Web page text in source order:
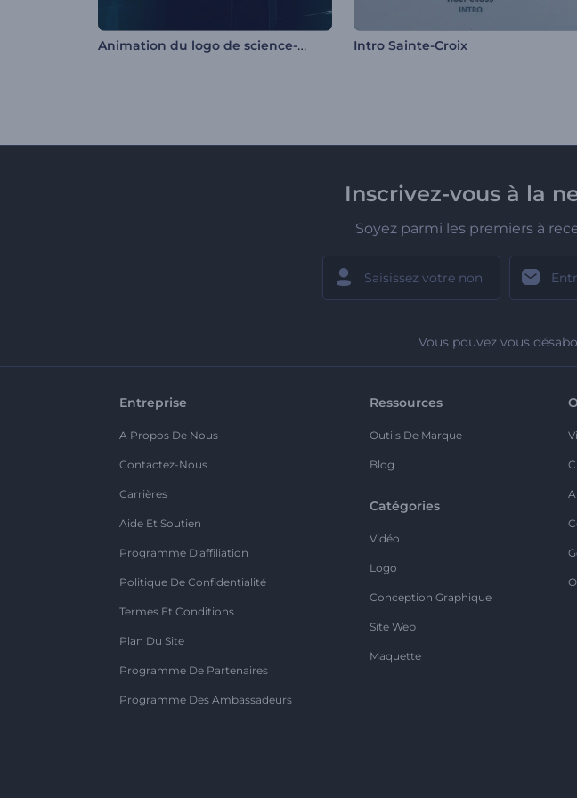
Animation du logo de science-fiction Intro Sainte-Croix
Inscrivez-vous à la
Soyez parmi les premiers à
Vous pouvez vous
Entreprise
A Propos De Nous
Contactez-Nous
Carrières
Aide Et Soutien
Programme D'affiliation
Politique De Confidentialité
Termes Et Conditions
Plan Du Site
Programme De Partenaires
Programme Des Ambassadeurs
Ressources
Outils De Marque
Blog
Catégories
Vidéo
Logo
Conception Graphique
Site Web
Maquette